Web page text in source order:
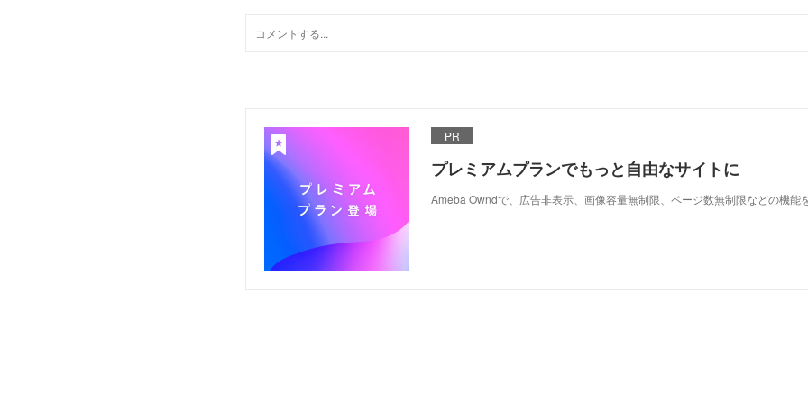
PR
プレミアムプランでもっと自由なサイトに
Ameba Owndで、広告非表示、画像容量無制限、ページ数無制限などの機能